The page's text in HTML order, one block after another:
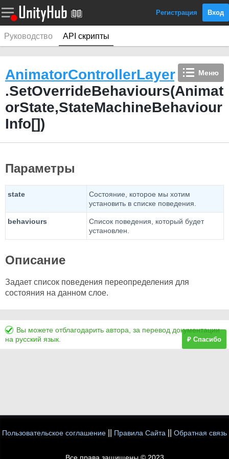
Регистрация Вход
Руководство API скрипты
Меню
AnimatorControllerLayer
.SetOverrideBehaviours(Animat
orState,StateMachineBehaviour
Info[])
Параметры
state
Состояние, которое мы хотим
установить в списке поведения.
behaviours
Список поведения, который будет
установлен.
Описание
Задает список поведения переопределения для
состояния на данном слое.
Вы можете отблагодарить автора, за перевод документации
на русский язык.
₽ Спасибо
Пользовательское соглашение Правила Сайта Обратная связь